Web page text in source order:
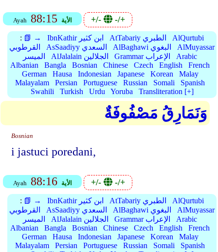
Ayah 88:15 الأية +/- -/+
: 📗 → IbnKathir ابن كثير AtTabariy الطبري
AlQurtubi
القرطوبي
AsSaadiyy السعدي AlBaghawi البغوي
AlMuyassar
الميسر
AlJalalain الجلالين Grammar الإعراب
Arabic
Albanian
Bangla Bosnian Chinese Czech English
French
German
Hausa Indonesian Japanese Korean
Malay
Malayalam
Persian Portuguese Russian Somali
Spanish
Swahili
Turkish Urdu Yoruba Transliteration [+]
وَنَمَارِقُ مَصْفُوفَةٌ
Bosnian
i jastuci poredani,
Ayah 88:16 الأية +/- -/+
: 📗 → IbnKathir ابن كثير AtTabariy الطبري
AlQurtubi
القرطوبي
AsSaadiyy السعدي AlBaghawi البغوي
AlMuyassar
الميسر
AlJalalain الجلالين Grammar الإعراب
Arabic
Albanian
Bangla Bosnian Chinese Czech English
French
German
Hausa Indonesian Japanese Korean
Malay
Malayalam
Persian Portuguese Russian Somali
Spanish